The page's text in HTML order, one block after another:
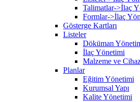
Talimatlar->İlaç
Formlar->İlaç
Gösterge Kartları
Listeler
Döküman
İlaç Yönetimi
Malzeme ve
Planlar
Eğitim Yönetimi
Kurumsal Yapı
Kalite Yönetimi